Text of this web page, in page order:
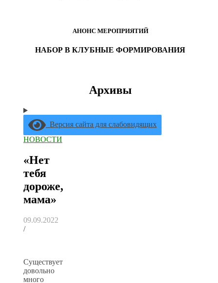
АНОНС МЕРОПРИЯТИЙ
НАБОР В КЛУБНЫЕ ФОРМИРОВАНИЯ
Архивы
Версия сайта для слабовидящих
НОВОСТИ
«Нет
тебя
дороже,
мама»
09.09.2022
/
Существует
довольно
много